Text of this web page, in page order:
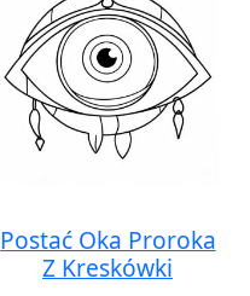
Postać Oka Proroka
Z Kreskówki